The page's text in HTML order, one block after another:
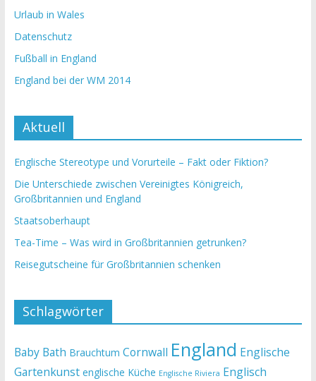
Urlaub in Wales
Datenschutz
Fußball in England
England bei der WM 2014
Aktuell
Englische Stereotype und Vorurteile – Fakt oder Fiktion?
Die Unterschiede zwischen Vereinigtes Königreich,
Großbritannien und England
Staatsoberhaupt
Tea-Time – Was wird in Großbritannien getrunken?
Reisegutscheine für Großbritannien schenken
Schlagwörter
Baby Bath Brauchtum Cornwall England Englische
Gartenkunst englische Küche Englische Riviera Englisch